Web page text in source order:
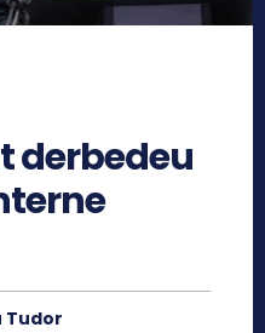
derbedeu
Tudor